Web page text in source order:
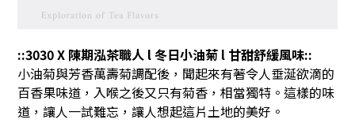
::3030 X 陳期泓茶職人 l 冬日小油菊 l 甘甜舒緩風味::
小油菊與芳香萬壽菊調配後，聞起來有著令人垂涎欲滴的
百香果味道，入喉之後又只有菊香，相當獨特。這樣的味
道，讓人一試難忘，讓人想起這片土地的美好。